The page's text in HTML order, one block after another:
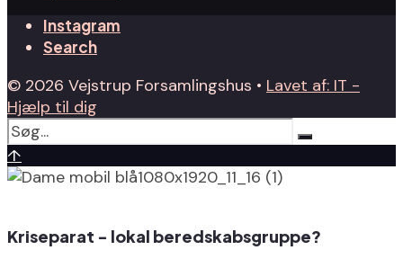
Instagram
Search
© 2026 Vejstrup Forsamlingshus • Lavet af: IT -
Hjælp til dig
↑
Kriseparat - lokal beredskabsgruppe?